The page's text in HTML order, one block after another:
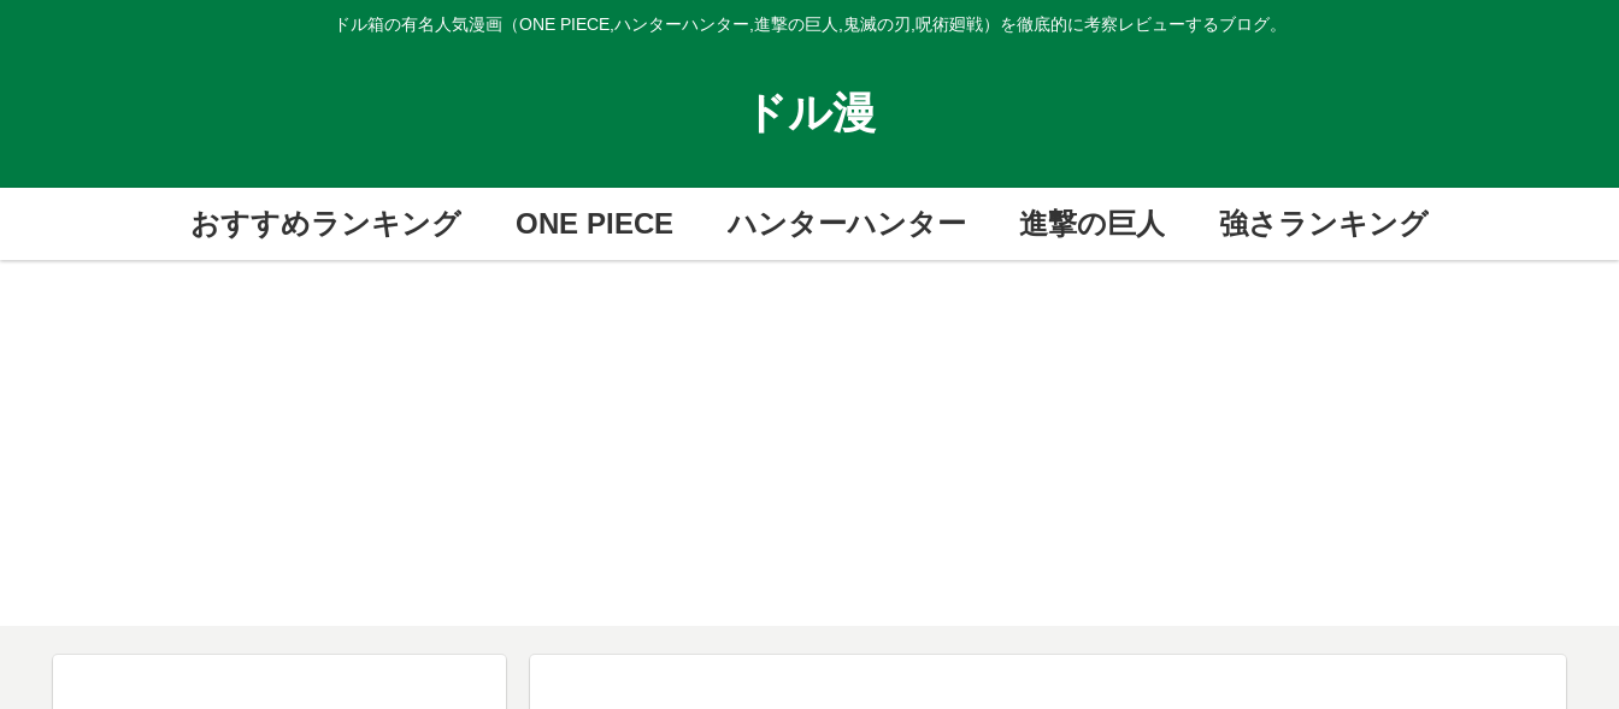
ドル箱の有名人気漫画（ONE PIECE,ハンターハンター,進撃の巨人,鬼滅の刃,呪術廻戦）を徹底的に考察レビューするブログ。
ドル漫
おすすめランキング ONE PIECE ハンターハンター 進撃の巨人 強さランキング